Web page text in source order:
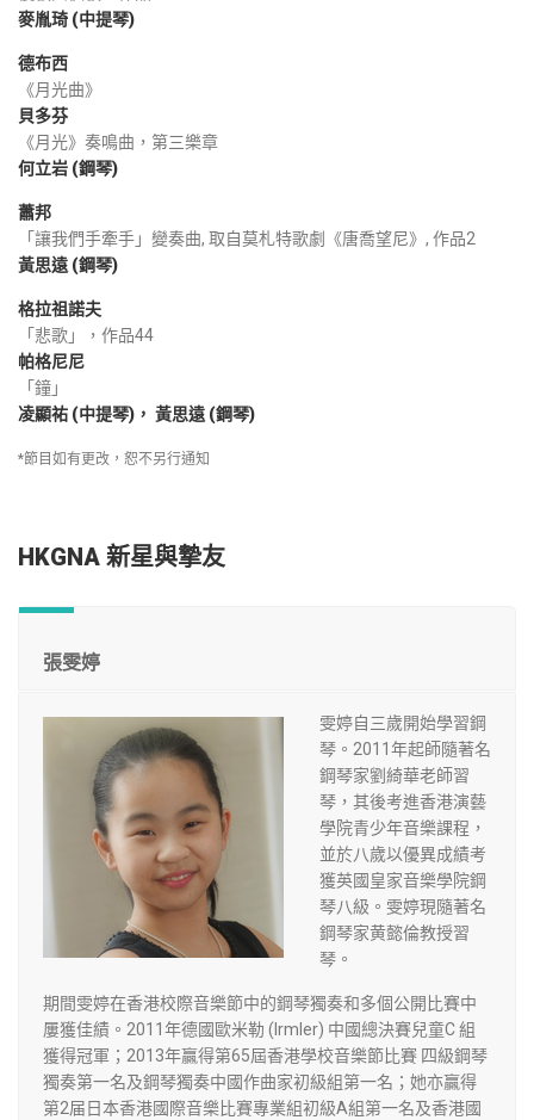
麥胤琦 (中提琴)
德布西
《月光曲》
貝多芬
《月光》奏鳴曲，第三樂章
何立岩 (鋼琴)
蕭邦
「讓我們手牽手」變奏曲, 取自莫札特歌劇《唐喬望尼》, 作品2
黃思遠 (鋼琴)
格拉祖諾夫
「悲歌」，作品44
帕格尼尼
「鐘」
凌顯祐 (中提琴)， 黃思遠 (鋼琴)
*節目如有更改，恕不另行通知
HKGNA 新星與摯友
張雯婷
雯婷自三歲開始學習鋼
琴。2011年起師隨著名
鋼琴家劉綺華老師習
琴，其後考進香港演藝
學院青少年音樂課程，
並於八歲以優異成績考
獲英國皇家音樂學院鋼
琴八級。雯婷現隨著名
鋼琴家黄懿倫教授習
琴。
期間雯婷在香港校際音樂節中的鋼琴獨奏和多個公開比賽中
屢獲佳績。2011年德國歐米勒 (Irmler) 中國總決賽兒童C 組
獲得冠軍；2013年贏得第65屆香港學校音樂節比賽 四級鋼琴
獨奏第一名及鋼琴獨奏中國作曲家初級組第一名；她亦贏得
第2届日本香港國際音樂比賽專業組初級A組第一名及香港國